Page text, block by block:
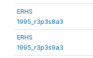
ERHS
1995_r3p3s8a3
ERHS
1995_r3p3s9a3